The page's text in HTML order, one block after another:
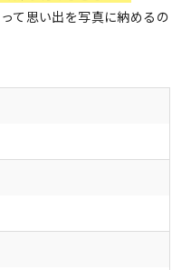
て思い出を写真に納めるの